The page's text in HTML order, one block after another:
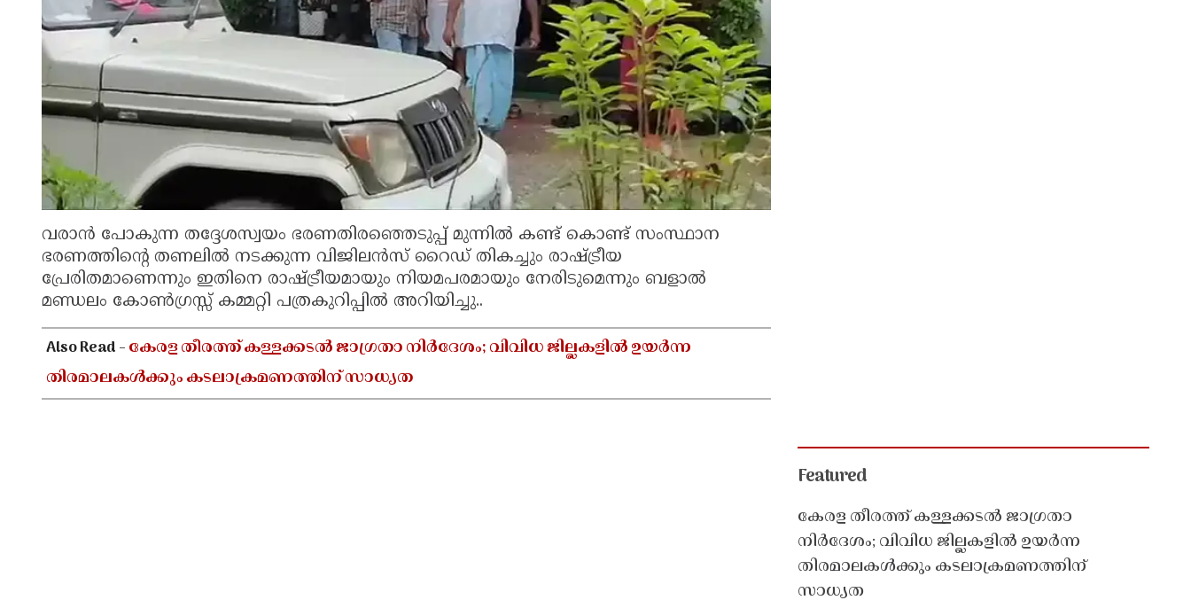
വരാൻ പോകുന്ന തദ്ദേശസ്വയം ഭരണതിരഞ്ഞെടുപ്പ് മുന്നിൽ കണ്ട് കൊണ്ട് സംസ്ഥാന
ഭരണത്തിന്റെ തണലിൽ നടക്കുന്ന വിജിലൻസ് റൈഡ് തികച്ചും രാഷ്ട്രീയ
പ്രേരിതമാണെന്നും ഇതിനെ രാഷ്ട്രീയമായും നിയമപരമായും നേരിടുമെന്നും ബളാൽ
മണ്ഡലം കോൺഗ്രസ്സ് കമ്മറ്റി പത്രകുറിപ്പിൽ അറിയിച്ചു..
Also Read -കേരള തീരത്ത് കള്ളക്കടൽ ജാഗ്രതാ നിർദേശം; വിവിധ ജില്ലകളിൽ ഉയർന്ന
തിരമാലകൾക്കും കടലാക്രമണത്തിന് സാധ്യത
Featured
കേരള തീരത്ത് കള്ളക്കടൽ ജാഗ്രതാ
നിർദേശം; വിവിധ ജില്ലകളിൽ ഉയർന്ന
തിരമാലകൾക്കും കടലാക്രമണത്തിന്
സാധ്യത